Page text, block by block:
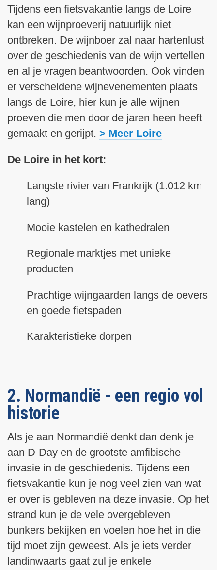
Tijdens een fietsvakantie langs de Loire
kan een wijnproeverij natuurlijk niet
ontbreken. De wijnboer zal naar hartenlust
over de geschiedenis van de wijn vertellen
en al je vragen beantwoorden. Ook vinden
er verscheidene wijnevenementen plaats
langs de Loire, hier kun je alle wijnen
proeven die men door de jaren heen heeft
gemaakt en gerijpt. > Meer Loire
De Loire in het kort:
Langste rivier van Frankrijk (1.012 km
lang)
Mooie kastelen en kathedralen
Regionale marktjes met unieke
producten
Prachtige wijngaarden langs de oevers
en goede fietspaden
Karakteristieke dorpen
2. Normandië - een regio vol
historie
Als je aan Normandië denkt dan denk je
aan D-Day en de grootste amfibische
invasie in de geschiedenis. Tijdens een
fietsvakantie kun je nog veel zien van wat
er over is gebleven na deze invasie. Op het
strand kun je de vele overgebleven
bunkers bekijken en voelen hoe het in die
tijd moet zijn geweest. Als je iets verder
landinwaarts gaat zul je enkele